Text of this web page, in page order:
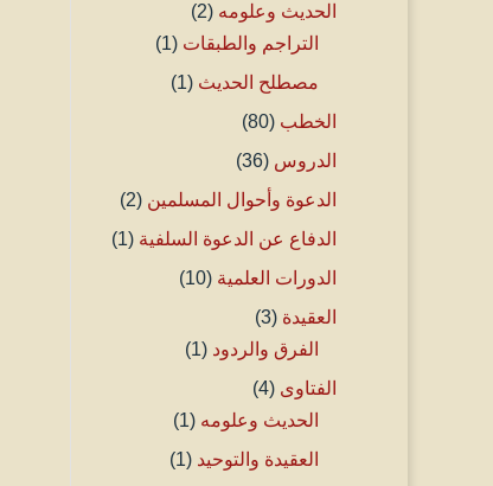
الحديث وعلومه (2)
التراجم والطبقات (1)
مصطلح الحديث (1)
الخطب (80)
الدروس (36)
الدعوة وأحوال المسلمين (2)
الدفاع عن الدعوة السلفية (1)
الدورات العلمية (10)
العقيدة (3)
الفرق والردود (1)
الفتاوى (4)
الحديث وعلومه (1)
العقيدة والتوحيد (1)